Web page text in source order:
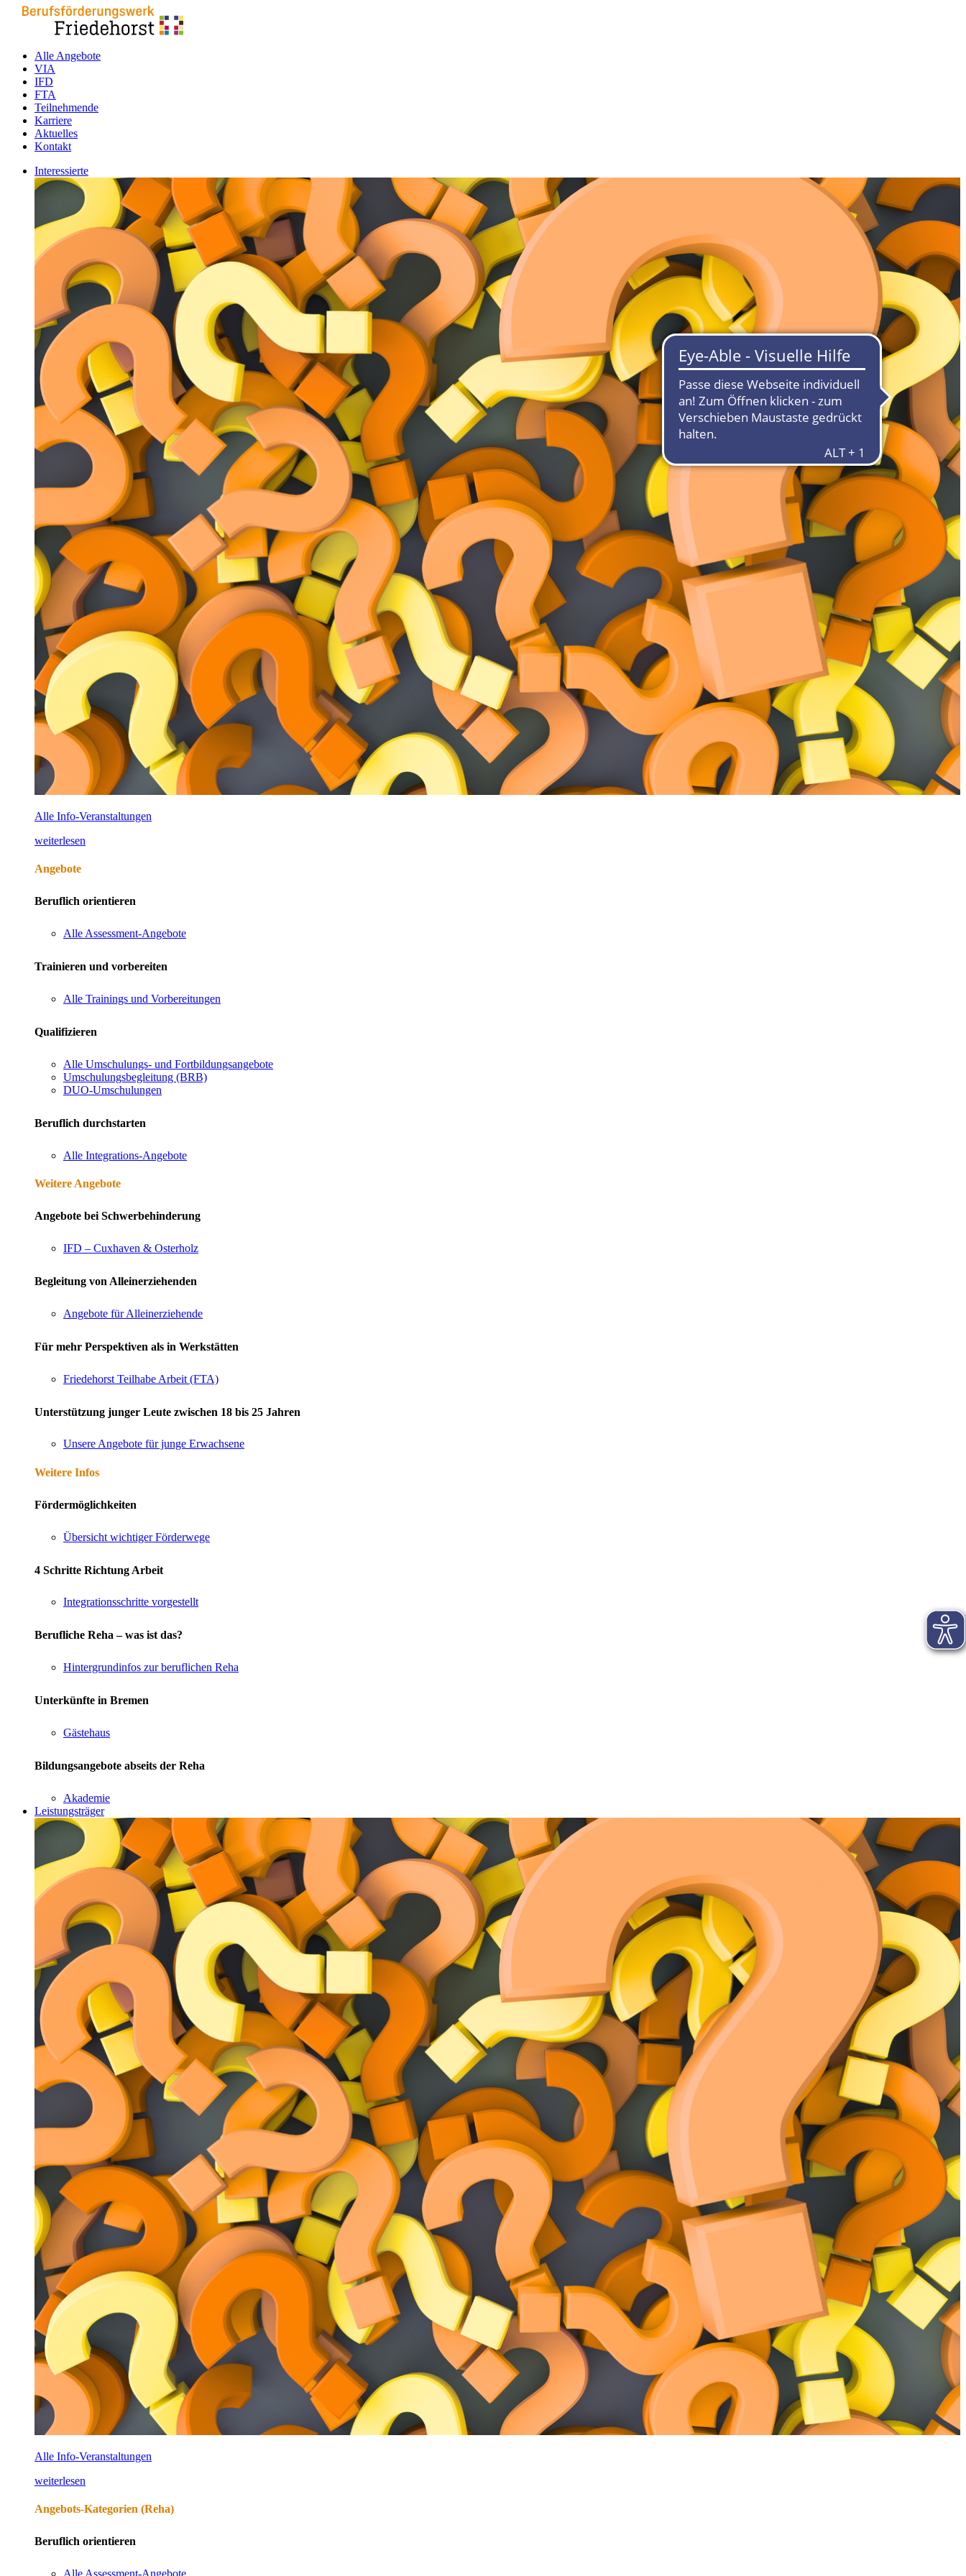
Alle Angebote
VIA
IFD
FTA
Teilnehmende
Karriere
Aktuelles
Kontakt
Interessierte
Alle Info-Veranstaltungen
weiterlesen
Angebote
Beruflich orientieren
Alle Assessment-Angebote
Trainieren und vorbereiten
Alle Trainings und Vorbereitungen
Qualifizieren
Alle Umschulungs- und Fortbildungsangebote
Umschulungsbegleitung (BRB)
DUO-Umschulungen
Beruflich durchstarten
Alle Integrations-Angebote
Weitere Angebote
Angebote bei Schwerbehinderung
IFD – Cuxhaven & Osterholz
Begleitung von Alleinerziehenden
Angebote für Alleinerziehende
Für mehr Perspektiven als in Werkstätten
Friedehorst Teilhabe Arbeit (FTA)
Unterstützung junger Leute zwischen 18 bis 25 Jahren
Unsere Angebote für junge Erwachsene
Weitere Infos
Fördermöglichkeiten
Übersicht wichtiger Förderwege
4 Schritte Richtung Arbeit
Integrationsschritte vorgestellt
Berufliche Reha – was ist das?
Hintergrundinfos zur beruflichen Reha
Unterkünfte in Bremen
Gästehaus
Bildungsangebote abseits der Reha
Akademie
Leistungsträger
Alle Info-Veranstaltungen
weiterlesen
Angebots-Kategorien (Reha)
Beruflich orientieren